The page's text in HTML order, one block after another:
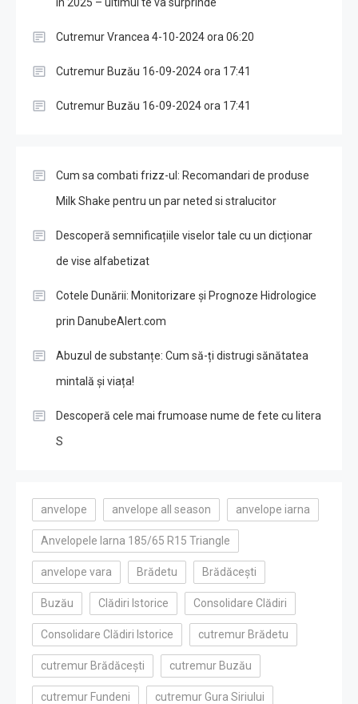
Cutremur Vrancea 4-10-2024 ora 06:20
Cutremur Buzău 16-09-2024 ora 17:41
Cutremur Buzău 16-09-2024 ora 17:41
Cum sa combati frizz-ul: Recomandari de produse
Milk Shake pentru un par neted si stralucitor
Descoperă semnificațiile viselor tale cu un dicționar
de vise alfabetizat
Cotele Dunării: Monitorizare și Prognoze Hidrologice
prin DanubeAlert.com
Abuzul de substanțe: Cum să-ți distrugi sănătatea
mintală și viața!
Descoperă cele mai frumoase nume de fete cu litera
S
anvelope anvelope all season anvelope iarna
Anvelopele Iarna 185/65 R15 Triangle
anvelope vara Brădetu Brădăcești
Buzău Clădiri Istorice Consolidare Clădiri
Consolidare Clădiri Istorice cutremur Brădetu
cutremur Brădăcești cutremur Buzău
cutremur Fundeni cutremur Gura Siriului